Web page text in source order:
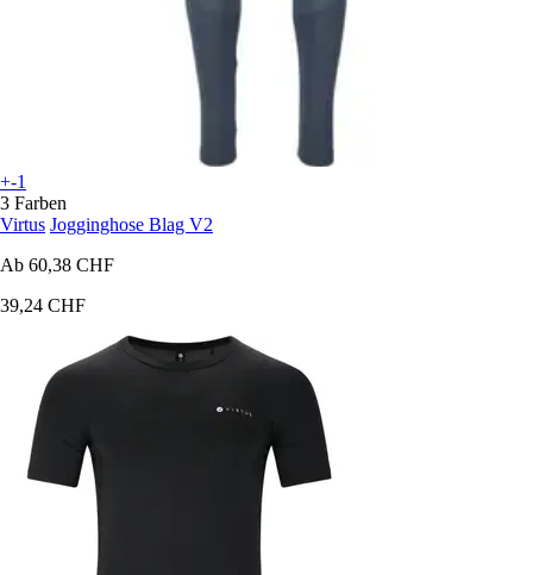
+-1
3 Farben
Virtus Jogginghose Blag V2
Ab 60,38 CHF
39,24 CHF